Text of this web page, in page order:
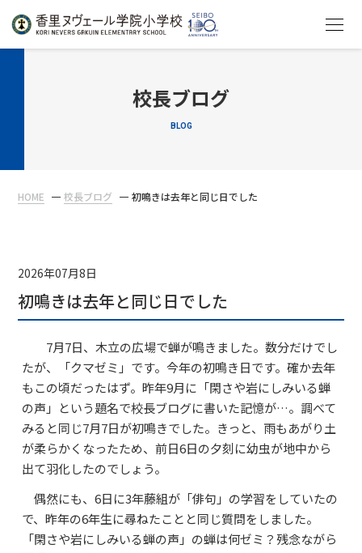
アクセス
よくあるご質問
資料請求・お問合せ
在校生・保護者の方へ
校長ブログ
BLOG
HOME 校長ブログ 初鳴きは去年と同じ日でした
2026年07月8日
初鳴きは去年と同じ日でした
7月7日、木立の広場で蝉が鳴きました。数分だけでし
たが、「クマゼミ」です。今年の初鳴き日です。確か去年
もこの頃だったはず。昨年9月に「閑さや岩にしみいる蝉
の声」という題名で校長ブログに書いた記憶が…。調べて
みると同じ7月7日が初鳴きでした。きっと、雨もあがり土
が柔らかくなったため、前日6日の夕刻に幼虫が地中から
出て羽化したのでしょう。
偶然にも、6日に3年藤組が「俳句」の学習をしていたの
で、昨年の6年生に尋ねたことと同じ質問をしました。
「閑さや岩にしみいる蝉の声」の蝉は何ゼミ？残念ながら